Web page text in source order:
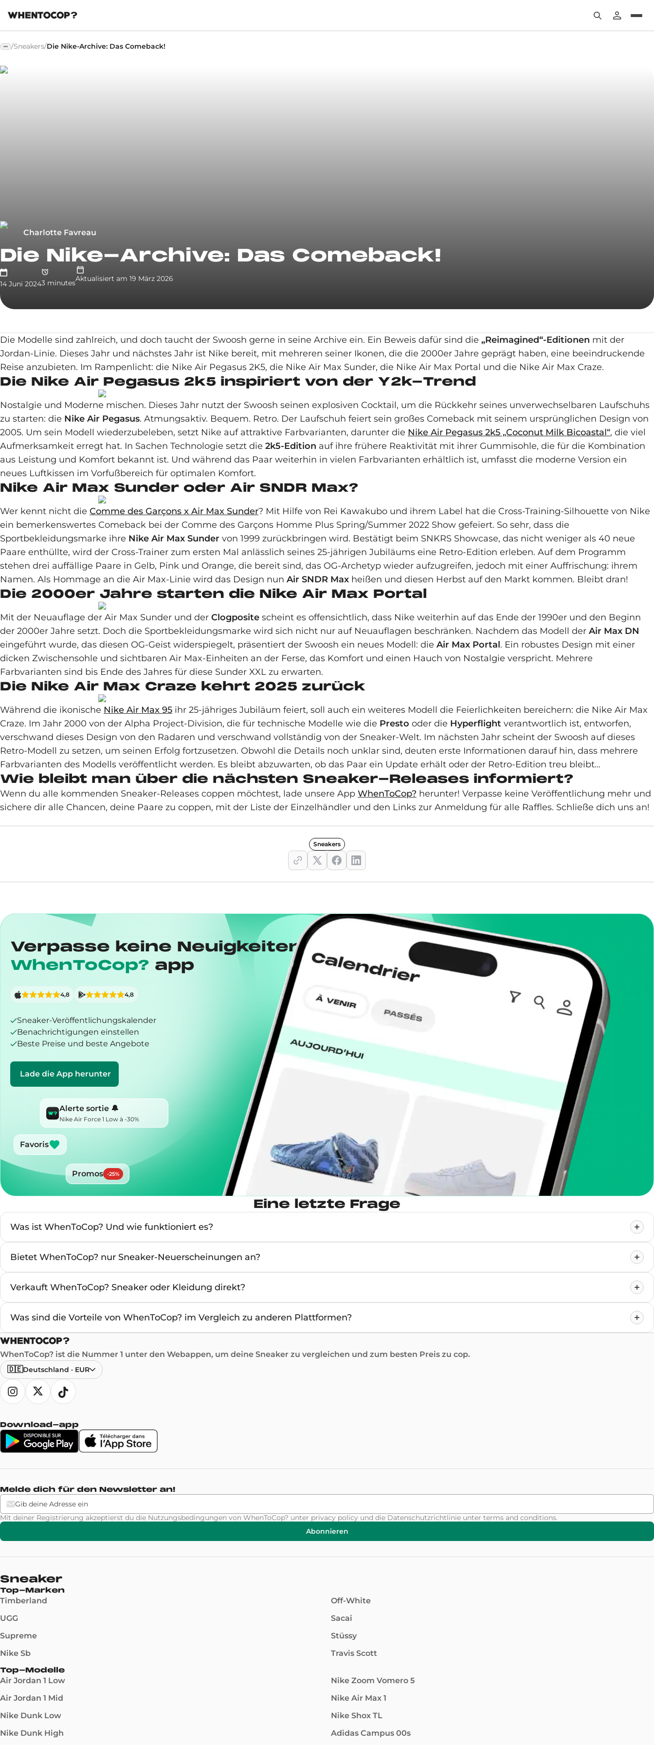
/Sneakers/Die Nike-Archive: Das Comeback!
Charlotte Favreau
Die Nike-Archive: Das Comeback!
14 Juni 20243 minutesAktualisiert am 19 März 2026
Die Modelle sind zahlreich, und doch taucht der Swoosh gerne in seine Archive ein. Ein Beweis dafür sind die „Reimagined“-Editionen mit der
Jordan-Linie. Dieses Jahr und nächstes Jahr ist Nike bereit, mit mehreren seiner Ikonen, die die 2000er Jahre geprägt haben, eine beeindruckende
Reise anzubieten. Im Rampenlicht: die Nike Air Pegasus 2K5, die Nike Air Max Sunder, die Nike Air Max Portal und die Nike Air Max Craze.
Die Nike Air Pegasus 2k5 inspiriert von der Y2k-Trend
Nostalgie und Moderne mischen. Dieses Jahr nutzt der Swoosh seinen explosiven Cocktail, um die Rückkehr seines unverwechselbaren Laufschuhs
zu starten: die Nike Air Pegasus. Atmungsaktiv. Bequem. Retro. Der Laufschuh feiert sein großes Comeback mit seinem ursprünglichen Design von
2005. Um sein Modell wiederzubeleben, setzt Nike auf attraktive Farbvarianten, darunter die Nike Air Pegasus 2k5 „Coconut Milk Bicoastal“, die viel
Aufmerksamkeit erregt hat. In Sachen Technologie setzt die 2k5-Edition auf ihre frühere Reaktivität mit ihrer Gummisohle, die für die Kombination
aus Leistung und Komfort bekannt ist. Und während das Paar weiterhin in vielen Farbvarianten erhältlich ist, umfasst die moderne Version ein
neues Luftkissen im Vorfußbereich für optimalen Komfort.
Nike Air Max Sunder oder Air SNDR Max?
Wer kennt nicht die Comme des Garçons x Air Max Sunder? Mit Hilfe von Rei Kawakubo und ihrem Label hat die Cross-Training-Silhouette von Nike
ein bemerkenswertes Comeback bei der Comme des Garçons Homme Plus Spring/Summer 2022 Show gefeiert. So sehr, dass die
Sportbekleidungsmarke ihre Nike Air Max Sunder von 1999 zurückbringen wird. Bestätigt beim SNKRS Showcase, das nicht weniger als 40 neue
Paare enthüllte, wird der Cross-Trainer zum ersten Mal anlässlich seines 25-jährigen Jubiläums eine Retro-Edition erleben. Auf dem Programm
stehen drei auffällige Paare in Gelb, Pink und Orange, die bereit sind, das OG-Archetyp wieder aufzugreifen, jedoch mit einer Auffrischung: ihrem
Namen. Als Hommage an die Air Max-Linie wird das Design nun Air SNDR Max heißen und diesen Herbst auf den Markt kommen. Bleibt dran!
Die 2000er Jahre starten die Nike Air Max Portal
Mit der Neuauflage der Air Max Sunder und der Clogposite scheint es offensichtlich, dass Nike weiterhin auf das Ende der 1990er und den Beginn
der 2000er Jahre setzt. Doch die Sportbekleidungsmarke wird sich nicht nur auf Neuauflagen beschränken. Nachdem das Modell der Air Max DN
eingeführt wurde, das diesen OG-Geist widerspiegelt, präsentiert der Swoosh ein neues Modell: die Air Max Portal. Ein robustes Design mit einer
dicken Zwischensohle und sichtbaren Air Max-Einheiten an der Ferse, das Komfort und einen Hauch von Nostalgie verspricht. Mehrere
Farbvarianten sind bis Ende des Jahres für diese Sunder XXL zu erwarten.
Die Nike Air Max Craze kehrt 2025 zurück
Während die ikonische Nike Air Max 95 ihr 25-jähriges Jubiläum feiert, soll auch ein weiteres Modell die Feierlichkeiten bereichern: die Nike Air Max
Craze. Im Jahr 2000 von der Alpha Project-Division, die für technische Modelle wie die Presto oder die Hyperflight verantwortlich ist, entworfen,
verschwand dieses Design von den Radaren und verschwand vollständig von der Sneaker-Welt. Im nächsten Jahr scheint der Swoosh auf dieses
Retro-Modell zu setzen, um seinen Erfolg fortzusetzen. Obwohl die Details noch unklar sind, deuten erste Informationen darauf hin, dass mehrere
Farbvarianten des Modells veröffentlicht werden. Es bleibt abzuwarten, ob das Paar ein Update erhält oder der Retro-Edition treu bleibt...
Wie bleibt man über die nächsten Sneaker-Releases informiert?
Wenn du alle kommenden Sneaker-Releases coppen möchtest, lade unsere App WhenToCop? herunter! Verpasse keine Veröffentlichung mehr und
sichere dir alle Chancen, deine Paare zu coppen, mit der Liste der Einzelhändler und den Links zur Anmeldung für alle Raffles. Schließe dich uns an!
Sneakers
Verpasse keine Neuigkeiten von Drops mit dem
WhenToCop? app
Sneaker-Veröffentlichungskalender
Benachrichtigungen einstellen
Beste Preise und beste Angebote
Lade die App herunter
4,8 4,8
Alerte sortie 🔔
Nike Air Force 1 Low à -30%
Favoris
Promos -25%
Eine letzte Frage
Was ist WhenToCop? Und wie funktioniert es?
Bietet WhenToCop? nur Sneaker-Neuerscheinungen an?
Verkauft WhenToCop? Sneaker oder Kleidung direkt?
Was sind die Vorteile von WhenToCop? im Vergleich zu anderen Plattformen?
WhenToCop? ist die Nummer 1 unter den Webappen, um deine Sneaker zu vergleichen und zum besten Preis zu cop.
🇩🇪Deutschland · EUR
Download-app
Melde dich für den Newsletter an!
Mit deiner Registrierung akzeptierst du die Nutzungsbedingungen von WhenToCop? unter privacy policy und die Datenschutzrichtlinie unter terms and conditions.
Abonnieren
Sneaker
Top-Marken
Timberland
UGG
Supreme
Nike Sb
Off-White
Sacai
Stüssy
Travis Scott
Top-Modelle
Air Jordan 1 Low
Air Jordan 1 Mid
Nike Dunk Low
Nike Dunk High
Nike Zoom Vomero 5
Nike Air Max 1
Nike Shox TL
Adidas Campus 00s